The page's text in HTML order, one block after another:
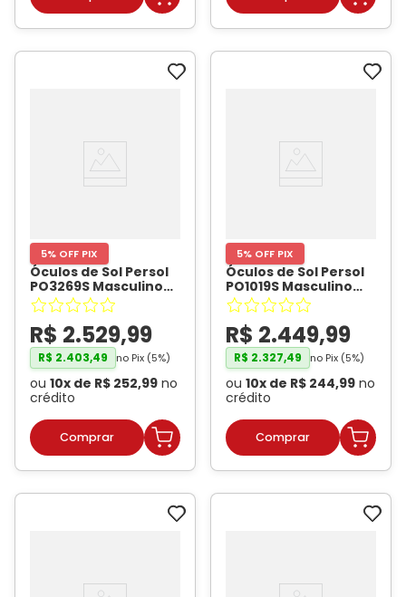
5% OFF PIX
Óculos de Sol Persol
PO3269S Masculino
Quadrado Acetato
Preto- PERSOL
R$ 2.529,99
R$ 2.403,49 no Pix (5%)
ou 10x de R$ 252,99 no
crédito
5% OFF PIX
Óculos de Sol Persol
PO1019S Masculino
Redondo Metal
Dourado- PERSOL
R$ 2.449,99
R$ 2.327,49 no Pix (5%)
ou 10x de R$ 244,99 no
crédito